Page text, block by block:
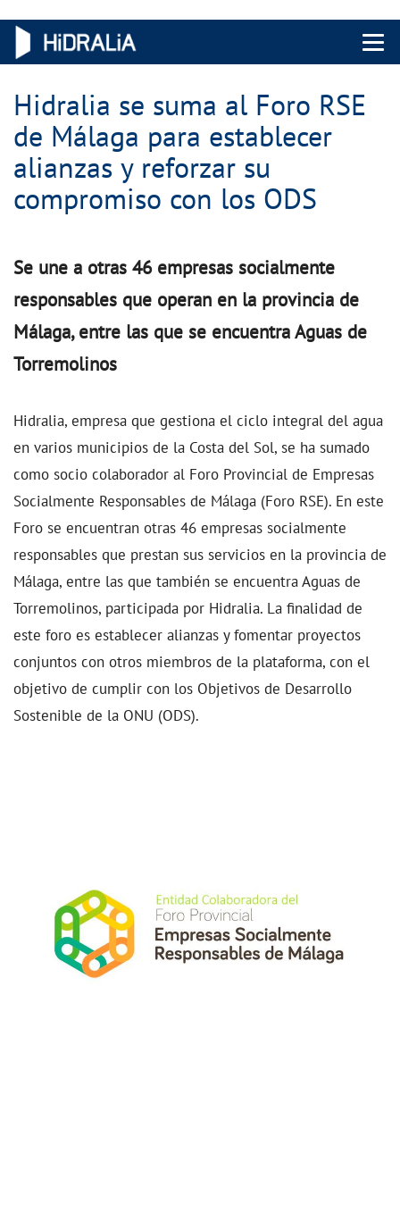
Menu
Hidralia se suma al Foro RSE
de Málaga para establecer
alianzas y reforzar su
compromiso con los ODS
Se une a otras 46 empresas socialmente
responsables que operan en la provincia de
Málaga, entre las que se encuentra Aguas de
Torremolinos
Hidralia, empresa que gestiona el ciclo integral del agua
en varios municipios de la Costa del Sol, se ha sumado
como socio colaborador al Foro Provincial de Empresas
Socialmente Responsables de Málaga (Foro RSE). En este
Foro se encuentran otras 46 empresas socialmente
responsables que prestan sus servicios en la provincia de
Málaga, entre las que también se encuentra Aguas de
Torremolinos, participada por Hidralia. La finalidad de
este foro es establecer alianzas y fomentar proyectos
conjuntos con otros miembros de la plataforma, con el
objetivo de cumplir con los Objetivos de Desarrollo
Sostenible de la ONU (ODS).